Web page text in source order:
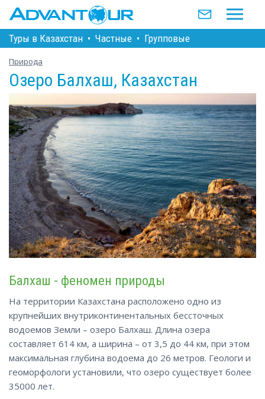
Туры в Казахстан • Частные • Групповые
Природа
Озеро Балхаш, Казахстан
Балхаш - феномен природы
На территории Казахстана расположено одно из
крупнейших внутриконтинентальных бессточных
водоемов Земли – озеро Балхаш. Длина озера
составляет 614 км, а ширина – от 3,5 до 44 км, при этом
максимальная глубина водоема до 26 метров. Геологи и
геоморфологи установили, что озеро существует более
35000 лет.